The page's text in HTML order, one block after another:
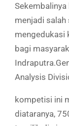
Sekembalinya
menjadi
mengedukasi
bagi
Analysis
kompetisi ini
diataranya,